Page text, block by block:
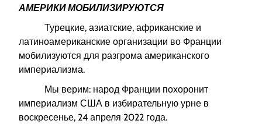
АМЕРИКИ МОБИЛИЗИРУЮТСЯ
Турецкие, азиатские, африканские и
латиноамериканские организации во Франции
мобилизуются для разгрома американского
империализма.
Мы верим: народ Франции похоронит
империализм США в избирательную урне в
воскресенье, 24 апреля 2022 года.